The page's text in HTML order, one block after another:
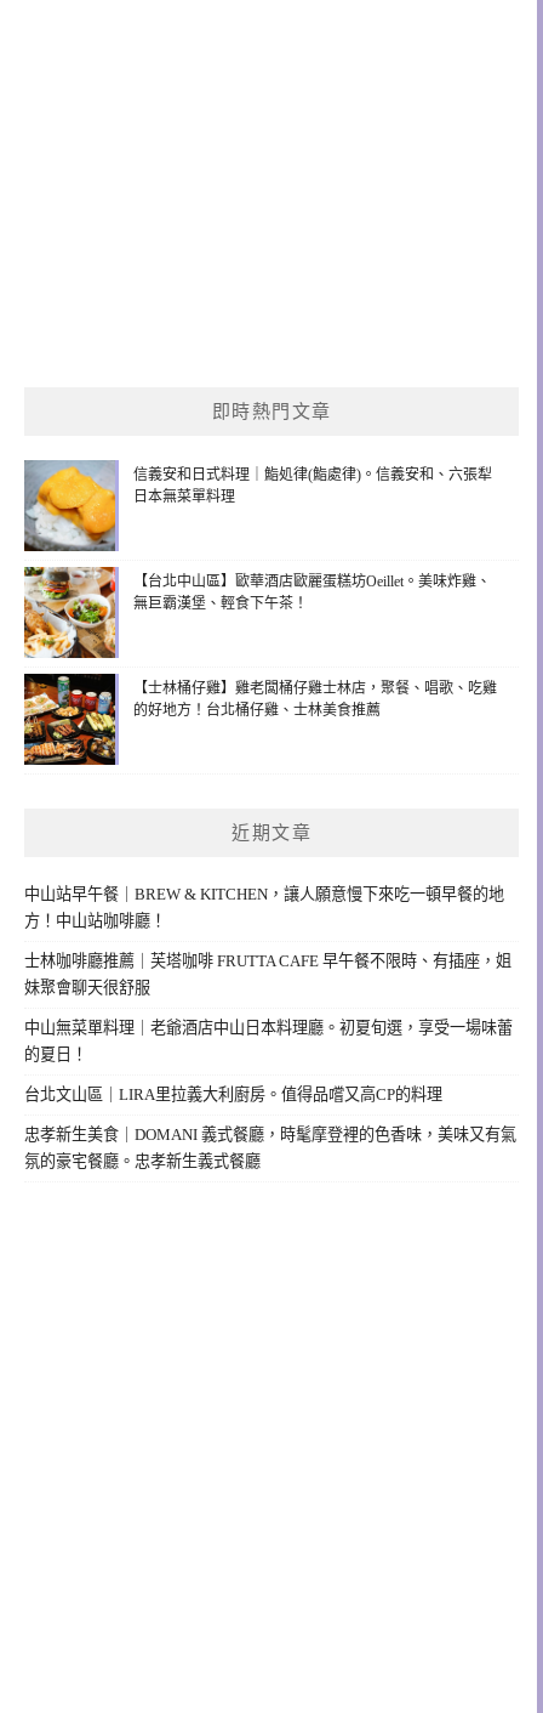
即時熱門文章
信義安和日式料理｜鮨処律(鮨處律)。信義安和、六張犁
日本無菜單料理
【台北中山區】歐華酒店歐麗蛋糕坊Oeillet。美味炸雞、
無巨霸漢堡、輕食下午茶！
【士林桶仔雞】雞老闆桶仔雞士林店，聚餐、唱歌、吃雞
的好地方！台北桶仔雞、士林美食推薦
近期文章
中山站早午餐｜BREW & KITCHEN，讓人願意慢下來吃一頓早餐的地
方！中山站咖啡廳！
士林咖啡廳推薦｜芙塔咖啡 FRUTTA CAFE 早午餐不限時、有插座，姐
妹聚會聊天很舒服
中山無菜單料理｜老爺酒店中山日本料理廳。初夏旬選，享受一場味蕾
的夏日！
台北文山區｜LIRA里拉義大利廚房。值得品嚐又高CP的料理
忠孝新生美食｜DOMANI 義式餐廳，時髦摩登裡的色香味，美味又有氣
氛的豪宅餐廳。忠孝新生義式餐廳